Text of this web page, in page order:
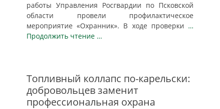
работы Управления Росгвардии по Псковской
области провели профилактическое
мероприятие «Охранник». В ходе проверки …
Продолжить чтение …
Топливный коллапс по-карельски:
добровольцев заменит
профессиональная охрана